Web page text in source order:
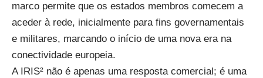
marco permite que os estados membros comecem a
aceder à rede, inicialmente para fins governamentais
e militares, marcando o início de uma nova era na
conectividade europeia.
A IRIS² não é apenas uma resposta comercial; é uma